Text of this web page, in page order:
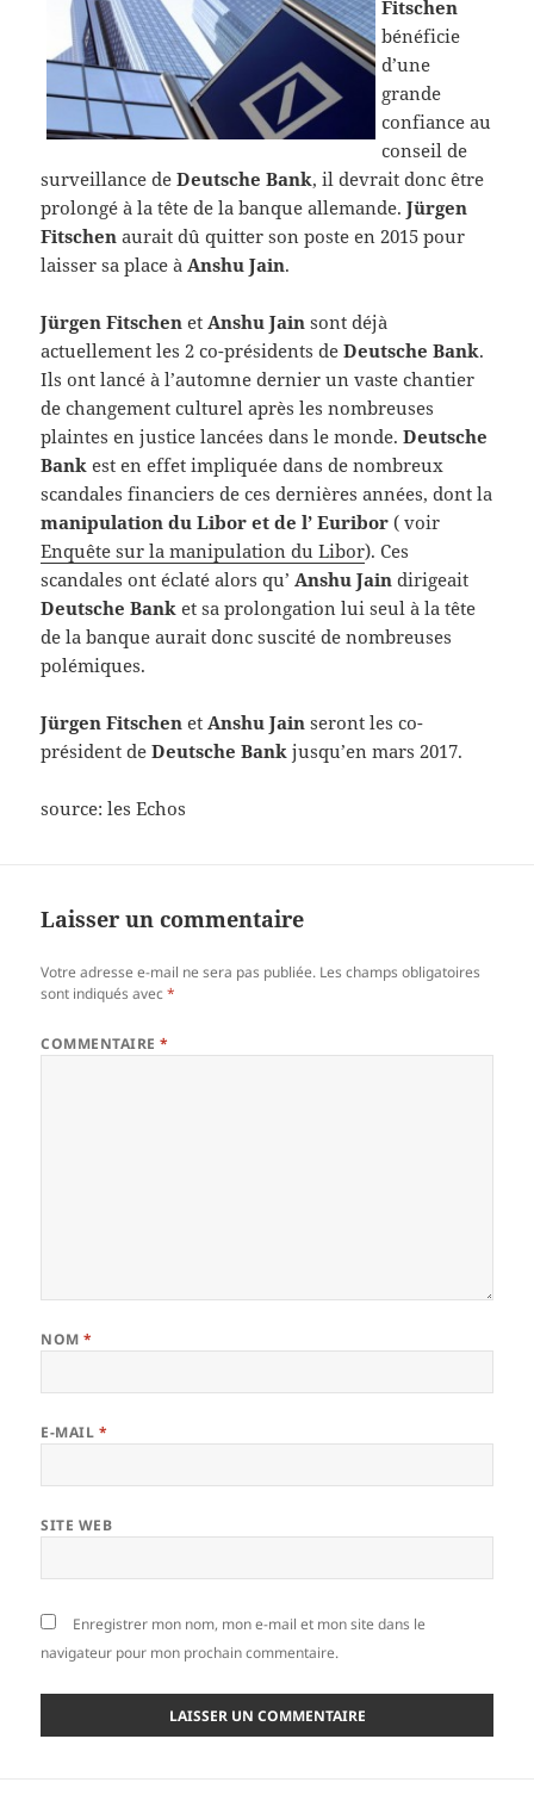
Fitschen
bénéficie
d’une
grande
confiance au
conseil de
surveillance deDeutsche Bank, il devrait donc être
prolongé à la tête de la banque allemande.Jürgen
Fitschen aurait dû quitter son poste en 2015 pour
laisser sa place à Anshu Jain.
Jürgen Fitschen etAnshu Jain sont déjà
actuellement les 2 co-présidents deDeutsche Bank.
Ils ont lancé à l’automne dernier un vaste chantier
de changement culturel après les nombreuses
plaintes en justice lancées dans le monde.Deutsche
Bank est en effet impliquée dans de nombreux
scandales financiers de ces dernières années, dont la
manipulation du Libor et de l’ Euribor ( voir
Enquête sur la manipulation du Libor). Ces
scandales ont éclaté alors qu’ Anshu Jain dirigeait
Deutsche Bank et sa prolongation lui seul à la tête
de la banque aurait donc suscité de nombreuses
polémiques.
Jürgen Fitschen etAnshu Jain seront les co-
président deDeutsche Bank jusqu’en mars 2017.
source: les Echos
Laisser un commentaire
Votre adresse e-mail ne sera pas publiée. Les champs obligatoires
sont indiqués avec*
COMMENTAIRE*
NOM*
E-MAIL *
SITE WEB
Enregistrer mon nom, mon e-mail et mon site dans le
navigateur pour mon prochain commentaire.